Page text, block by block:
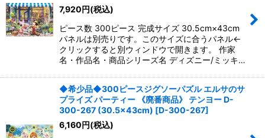
7,920円(税込)
ピース数 300ピース 完成サイズ 30.5cm×43cm
パネルは別売りです。このサイズに合うパネル←
クリックすると別ウィンドウで開きます。 作家
名・作品名・商品シリーズ名 ディズニー/ミッキ…
◆希少品◆300ピースジグソーパズル エルサのサ
プライズ パーティー 《廃番商品》 テンヨー D-
300-267 (30.5×43cm) [D-300-267]
6,160円(税込)